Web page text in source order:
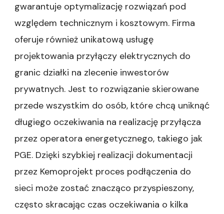
gwarantuje optymalizację rozwiązań pod
względem technicznym i kosztowym. Firma
oferuje również unikatową usługę
projektowania przyłączy elektrycznych do
granic działki na zlecenie inwestorów
prywatnych. Jest to rozwiązanie skierowane
przede wszystkim do osób, które chcą uniknąć
długiego oczekiwania na realizację przyłącza
przez operatora energetycznego, takiego jak
PGE. Dzięki szybkiej realizacji dokumentacji
przez Kemoprojekt proces podłączenia do
sieci może zostać znacząco przyspieszony,
często skracając czas oczekiwania o kilka